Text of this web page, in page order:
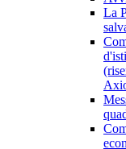
La